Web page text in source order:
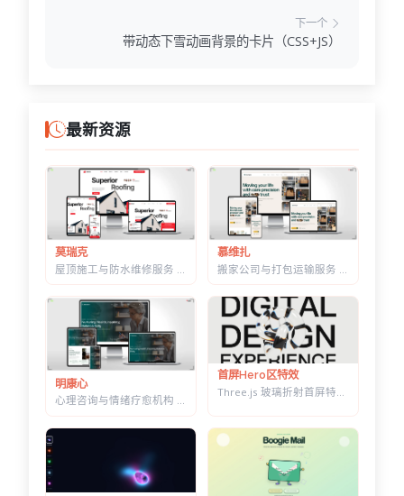
下一个
带动态下雪动画背景的卡片（CSS+JS）
最新资源
莫瑞克
慕维扎
明康心
心理咨询与情绪疗愈机构 HTML 建站模板 | 个体咨询/家庭治疗/正念课程网站专用
首屏Hero区特效